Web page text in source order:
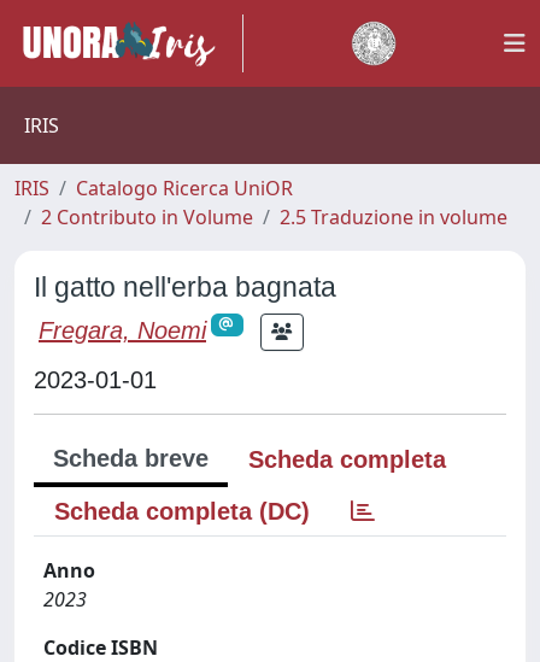
IRIS
IRIS
Catalogo Ricerca UniOR
2 Contributo in Volume
2.5 Traduzione in volume
Il gatto nell'erba bagnata
Fregara, Noemi
2023-01-01
Scheda breve
Scheda completa
Scheda completa (DC)
Anno
2023
Codice ISBN